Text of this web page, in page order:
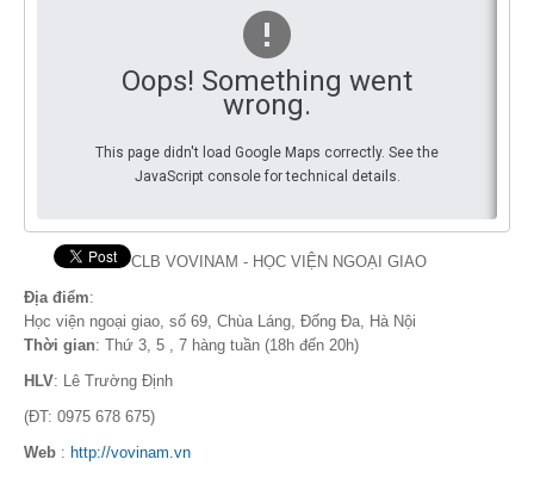
Par Statistiques
DOCUMENT
Thema
Découvrir
Oops! Something went
wrong.
This page didn't load Google Maps correctly. See the
JavaScript console for technical details.
CLB VOVINAM - HỌC VIỆN NGOẠI GIAO
Địa điểm:
Học viện ngoại giao, số 69, Chùa Láng, Đống Đa, Hà Nội
Thời gian: Thứ 3, 5 , 7 hàng tuần (18h đến 20h)
HLV: Lê Trường Định
(ĐT: 0975 678 675)
Web : http://vovinam.vn